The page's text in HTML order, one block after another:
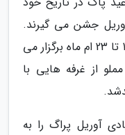
جشن می گیرند.
تعطیلات عید پاک بهار در پراگ، بین 1 تا 23 ام ماه برگزار می
از غرفه هایی با
آوریل پراگ را به